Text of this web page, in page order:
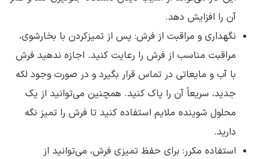
آن را افزایش دهد.
نگهداری و مراقبت از فرش: پس از تمیزکردن با بخارشوی،
مراقبت مناسب از فرش را رعایت کنید. اجازه ندهید فرش
با آب و مایعاتی در تماس قرار بگیرد و در صورت وجود لکه
جدید، سریعاً آن را پاک کنید. همچنین می‌توانید از یک
محلول شوینده ملایم استفاده کنید تا فرش را تمیز نگه
دارید.
استفاده مکرر: برای حفظ تمیزی فرش، می‌توانید از